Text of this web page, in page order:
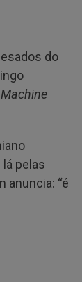
do
pelas
anuncia: “é